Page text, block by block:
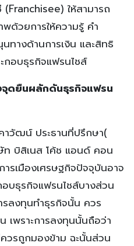
ให้สามารถ
ด้วยการให้ความรู้ คำ
ทางด้านการเงิน และสิทธิ
กอบธุรกิจแฟรนไชส์
ดยืนผลักดันธุรกิจแฟรน
วัฒน์ ประธานที่ปรึกษา(
บิสิเนส โค้ช แอนด์ คอน
รเมืองเศรษฐกิจปัจจุบันอาจ
บธุรกิจแฟรนไชส์บางส่วน
ลงทุนทำธุรกิจนั้น ควร
เพราะการลงทุนนั้นถือว่า
วรถูกมองข้าม ฉะนั้นส่วน